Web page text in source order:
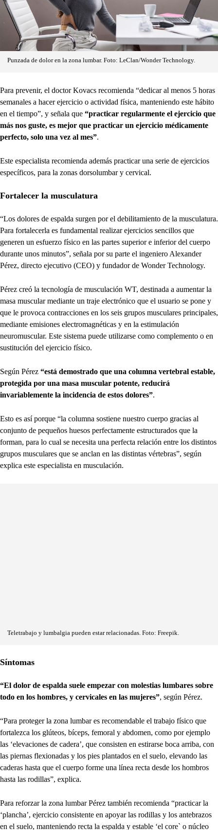
Punzada de dolor en la zona lumbar. Foto: LeClan/Wonder Technology.
Para prevenir, el doctor Kovacs recomienda “dedicar al menos 5 horas
semanales a hacer ejercicio o actividad física, manteniendo este hábito
en el tiempo”, y señala que “practicar regularmente el ejercicio que
más nos guste, es mejor que practicar un ejercicio médicamente
perfecto, solo una vez al mes”.
Este especialista recomienda además practicar una serie de ejercicios
específicos, para la zonas dorsolumbar y cervical.
Fortalecer la musculatura
“Los dolores de espalda surgen por el debilitamiento de la musculatura.
Para fortalecerla es fundamental realizar ejercicios sencillos que
generen un esfuerzo físico en las partes superior e inferior del cuerpo
durante unos minutos”, señala por su parte el ingeniero Alexander
Pérez, directo ejecutivo (CEO) y fundador de Wonder Technology.
Pérez creó la tecnología de musculación WT, destinada a aumentar la
masa muscular mediante un traje electrónico que el usuario se pone y
que le provoca contracciones en los seis grupos musculares principales,
mediante emisiones electromagnéticas y en la estimulación
neuromuscular. Este sistema puede utilizarse como complemento o en
sustitución del ejercicio físico.
Según Pérez “está demostrado que una columna vertebral estable,
protegida por una masa muscular potente, reducirá
invariablemente la incidencia de estos dolores”.
Esto es así porque “la columna sostiene nuestro cuerpo gracias al
conjunto de pequeños huesos perfectamente estructurados que la
forman, para lo cual se necesita una perfecta relación entre los distintos
grupos musculares que se anclan en las distintas vértebras”, según
explica este especialista en musculación.
Teletrabajo y lumbalgia pueden estar relacionadas. Foto: Freepik.
Síntomas
“El dolor de espalda suele empezar con molestias lumbares sobre
todo en los hombres, y cervicales en las mujeres”, según Pérez.
“Para proteger la zona lumbar es recomendable el trabajo físico que
fortalezca los glúteos, bíceps, femoral y abdomen, como por ejemplo
las ‘elevaciones de cadera’, que consisten en estirarse boca arriba, con
las piernas flexionadas y los pies plantados en el suelo, elevando las
caderas hasta que el cuerpo forme una línea recta desde los hombros
hasta las rodillas”, explica.
Para reforzar la zona lumbar Pérez también recomienda “practicar la
‘plancha’, ejercicio consistente en apoyar las rodillas y los antebrazos
en el suelo, manteniendo recta la espalda y estable ‘el core` o núcleo